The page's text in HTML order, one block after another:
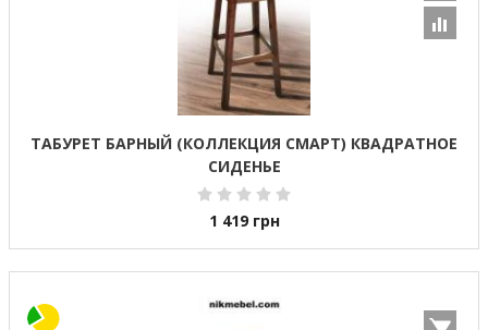
ТАБУРЕТ БАРНЫЙ (КОЛЛЕКЦИЯ СМАРТ) КВАДРАТНОЕ
СИДЕНЬЕ
1 419 грн